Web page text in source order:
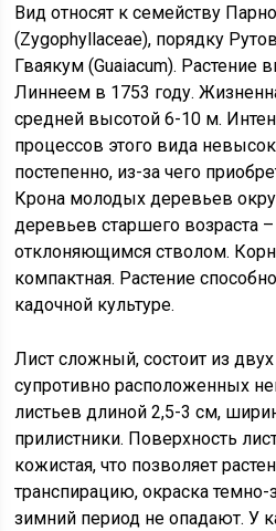
Вид относят к семейству
(Zygophyllaceae), порядку
Гваякум (Guaiacum).
Линнеем в 1753 году.
средней высотой 6-10 м.
процессов этого вида
постепенно, из-за чего
Крона молодых деревьев
деревьев старшего возраста –
отклоняющимся стволом.
компактная. Растение
кадочной культуре.
Лист сложный, состоит из
супротивно расположенных
листьев длиной 2,5-3 см,
прилистники. Поверхность
кожистая, что позволяет
транспирацию, окраска темно-
зимний период не опадают. У